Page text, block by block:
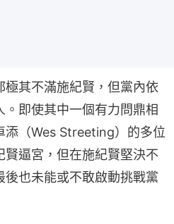
其不滿施紀賢，但黨內依
即使其中一個有力問鼎相
添（Wes Streeting）的多位
逼宮，但在施紀賢堅決不
後也未能或不敢啟動挑戰黨